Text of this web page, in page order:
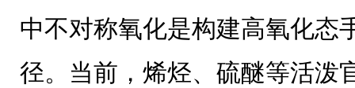
中不对称氧化是构建高氧化态
径。当前，烯烃、硫醚等活泼